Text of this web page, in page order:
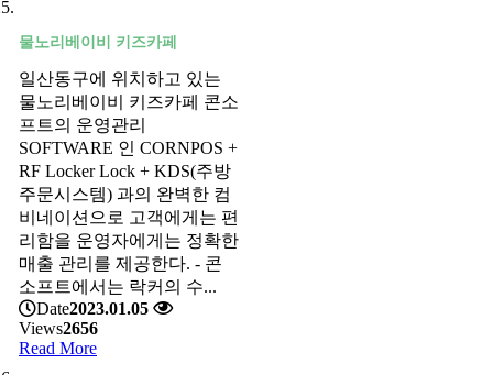
물노리베이비 키즈카페
일산동구에 위치하고 있는
물노리베이비 키즈카페 콘소
프트의 운영관리
SOFTWARE 인 CORNPOS +
RF Locker Lock + KDS(주방
주문시스템) 과의 완벽한 컴
비네이션으로 고객에게는 편
리함을 운영자에게는 정확한
매출 관리를 제공한다. - 콘
소프트에서는 락커의 수...
Date2023.01.05
Views2656
Read More